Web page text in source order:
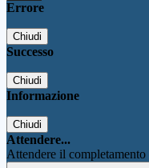
Errore
Chiudi
Successo
Chiudi
Informazione
Chiudi
Attendere...
Attendere il